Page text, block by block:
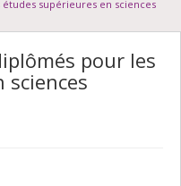
supérieures en sciences
pour les
sciences